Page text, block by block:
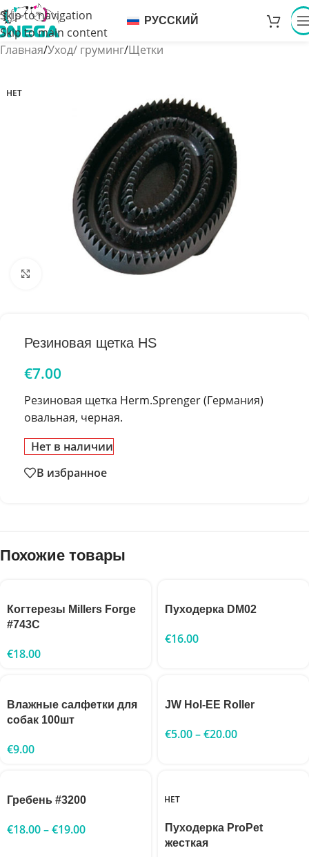
Skip to navigation
Skip to main content
РУССКИЙ
Главная/Уход/ груминг/Щетки
НЕТ
Резиновая щетка HS
€7.00
Резиновая щетка Herm.Sprenger (Германия)
овальная, черная.
Нет в наличии
В избранное
Похожие товары
Когтерезы Millers Forge
#743C
€18.00
Пуходерка DM02
€16.00
Влажные салфетки для
собак 100шт
€9.00
JW Hol-EE Roller
€5.00–€20.00
Гребень #3200
€18.00–€19.00
НЕТ
Пуходерка ProPet
жесткая